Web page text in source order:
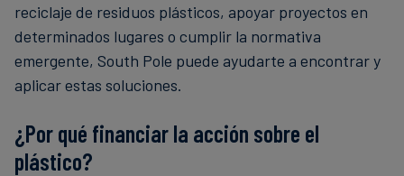
reciclaje de residuos plásticos, apoyar proyectos en
determinados lugares o cumplir la normativa
emergente, South Pole puede ayudarte a encontrar y
aplicar estas soluciones.
¿Por qué financiar la acción sobre el
plástico?